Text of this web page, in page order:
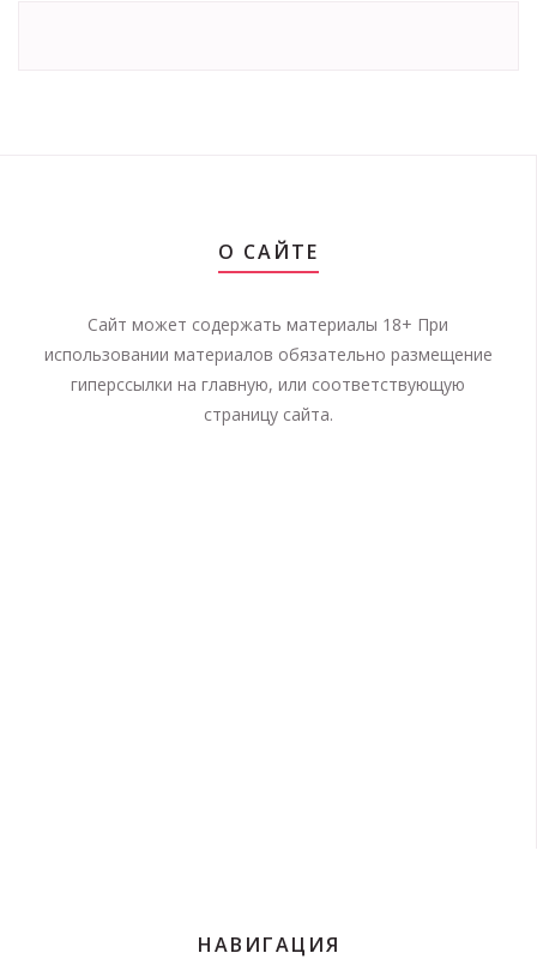
О САЙТЕ
Сайт может содержать материалы 18+ При
использовании материалов обязательно размещение
гиперссылки на главную, или соответствующую
страницу сайта.
НАВИГАЦИЯ